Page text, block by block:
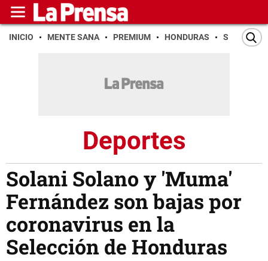
INICIO MENTE SANA PREMIUM HONDURAS SAN PEDRO
Deportes
Solani Solano y 'Muma'
Fernández son bajas por
coronavirus en la
Selección de Honduras